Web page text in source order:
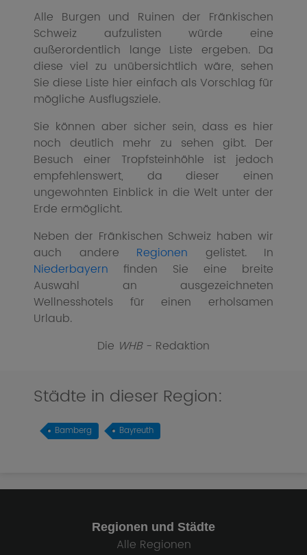
Alle Burgen und Ruinen der Fränkischen
Schweiz aufzulisten würde eine
außerordentlich lange Liste ergeben. Da
diese viel zu unübersichtlich wäre, sehen
Sie diese Liste hier einfach als Vorschlag für
mögliche Ausflugsziele.
Sie können aber sicher sein, dass es hier
noch deutlich mehr zu sehen gibt. Der
Besuch einer Tropfsteinhöhle ist jedoch
empfehlenswert, da dieser einen
ungewohnten Einblick in die Welt unter der
Erde ermöglicht.
Neben der Fränkischen Schweiz haben wir
auch andere Regionen gelistet. In
Niederbayern finden Sie eine breite
Auswahl an ausgezeichneten
Wellnesshotels für einen erholsamen
Urlaub.
Die WHB- Redaktion
Städte in dieser Region:
Bamberg Bayreuth
Regionen und Städte
Alle Regionen